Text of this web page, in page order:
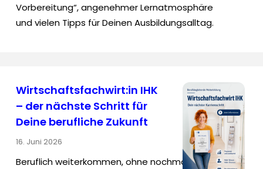
Vorbereitung“, angenehmer Lernatmosphäre
und vielen Tipps für Deinen Ausbildungsalltag.
Wirtschaftsfachwirt:in IHK
– der nächste Schritt für
Deine berufliche Zukunft
16. Juni 2026
Beruflich weiterkommen, ohne nochmal